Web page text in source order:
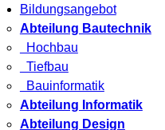
Bildungsangebot
Abteilung Bautechnik
Hochbau
Tiefbau
Bauinformatik
Abteilung Informatik
Abteilung Design